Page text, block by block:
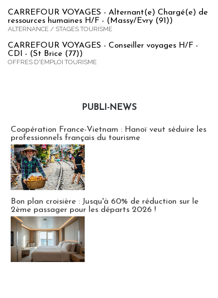
CARREFOUR VOYAGES - Alternant(e) Chargé(e) de
ressources humaines H/F - (Massy/Evry (91))
ALTERNANCE / STAGES TOURISME
CARREFOUR VOYAGES - Conseiller voyages H/F -
CDI - (St Brice (77))
OFFRES D'EMPLOI TOURISME
PUBLI-NEWS
Coopération France-Vietnam : Hanoï veut séduire les
professionnels français du tourisme
Bon plan croisière : Jusqu'à 60% de réduction sur le
2ème passager pour les départs 2026 !